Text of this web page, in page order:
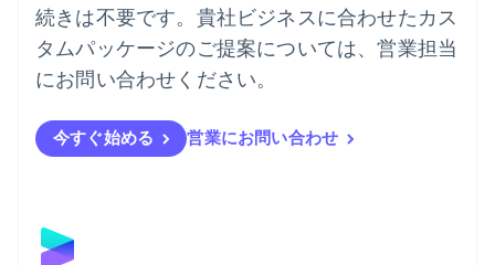
続きは不要です。貴社ビジネスに合わせたカス
タムパッケージのご提案については、営業担当
にお問い合わせください。
今すぐ始める 営業にお問い合わせ
ノルウェー
ハンガリー
English
EnglishSvenska
ブラジル
ブルガリア
English